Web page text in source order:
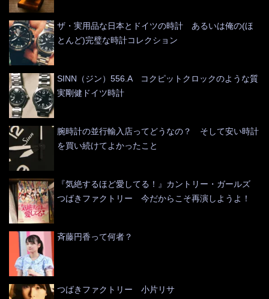
ザ・実用品な日本とドイツの時計 あるいは俺の(ほ
とんど)完璧な時計コレクション
SINN（ジン）556.A コクピットクロックのような質
実剛健ドイツ時計
腕時計の並行輸入店ってどうなの？ そして安い時計
を買い続けてよかったこと
『気絶するほど愛してる！』カントリー・ガールズ
つばきファクトリー 今だからこそ再演しようよ！
斉藤円香って何者？
つばきファクトリー 小片リサ